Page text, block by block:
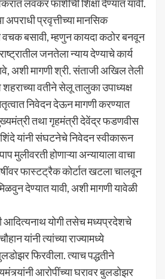
लवकर फाशीची शिक्षा देण्यात यावी.
अपराधी प्रवृत्तीच्या मानसिक
वचक बसावी, म्हणुन कायदा कठोर बनवून
जनतेला न्याय देण्याचे कार्य
अशी मागणी श्री. संताजी अखिल तेली
वतीने सेलू तालुका उपाध्यक्ष
निवेदन देऊन मागणी करण्यात
तथा गृहमंत्री देवेंद्र फडणवीस
यांनी संघटनेचे निवेदन स्वीकारून
मुलीवरती होणाऱ्या अन्यायाला वाचा
फास्टट्रैक कोर्टात खटला चालवून
देण्यात यावी, अशी मागणी यावेळी
आदित्यनाथ योगी तसेच मध्यप्रदेशचे
यांनी त्यांच्या राज्यामध्ये
फिरवीला. त्याच पद्धतीने
आरोपींच्या घरावर बुलडोझर